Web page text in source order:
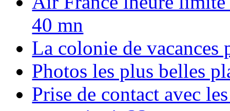
40 mn
La colonie de vacances
Photos les plus belles
Prise de contact avec